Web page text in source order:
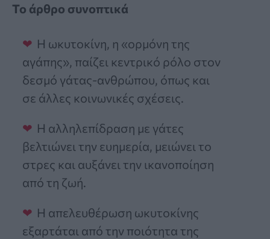
Το άρθρο συνοπτικά
Η ωκυτοκίνη, η «ορμόνη της
αγάπης», παίζει κεντρικό ρόλο στον
δεσμό γάτας-ανθρώπου, όπως και
σε άλλες κοινωνικές σχέσεις.
Η αλληλεπίδραση με γάτες
βελτιώνει την ευημερία, μειώνει το
στρες και αυξάνει την ικανοποίηση
από τη ζωή.
Η απελευθέρωση ωκυτοκίνης
εξαρτάται από την ποιότητα της